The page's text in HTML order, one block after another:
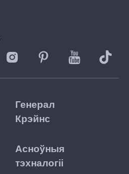
Генерал
Крэйнс
Асноўныя
тэхналогіі